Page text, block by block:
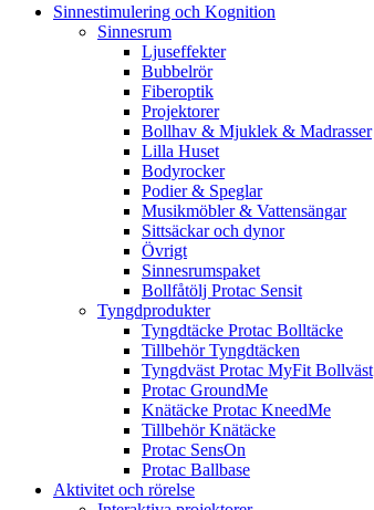
Sinnestimulering och Kognition
Sinnesrum
Ljuseffekter
Bubbelrör
Fiberoptik
Projektorer
Bollhav & Mjuklek & Madrasser
Lilla Huset
Bodyrocker
Podier & Speglar
Musikmöbler & Vattensängar
Sittsäckar och dynor
Övrigt
Sinnesrumspaket
Bollfåtölj Protac Sensit
Tyngdprodukter
Tyngdtäcke Protac Bolltäcke
Tillbehör Tyngdtäcken
Tyngdväst Protac MyFit Bollväst
Protac GroundMe
Knätäcke Protac KneedMe
Tillbehör Knätäcke
Protac SensOn
Protac Ballbase
Aktivitet och rörelse